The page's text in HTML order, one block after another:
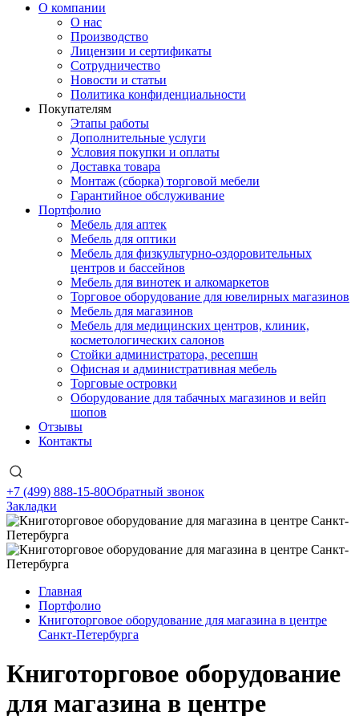
О компании
О нас
Производство
Лицензии и сертификаты
Сотрудничество
Новости и статьи
Политика конфиденциальности
Покупателям
Этапы работы
Дополнительные услуги
Условия покупки и оплаты
Доставка товара
Монтаж (сборка) торговой мебели
Гарантийное обслуживание
Портфолио
Мебель для аптек
Мебель для оптики
Мебель для физкультурно-оздоровительных
центров и бассейнов
Мебель для винотек и алкомаркетов
Торговое оборудование для ювелирных магазинов
Мебель для магазинов
Мебель для медицинских центров, клиник,
косметологических салонов
Стойки администратора, ресепшн
Офисная и административная мебель
Торговые островки
Оборудование для табачных магазинов и вейп
шопов
Отзывы
Контакты
+7 (499) 888-15-80Обратный звонок
Закладки
Главная
Портфолио
Книготорговое оборудование для магазина в центре
Санкт-Петербурга
Книготорговое оборудование
для магазина в центре